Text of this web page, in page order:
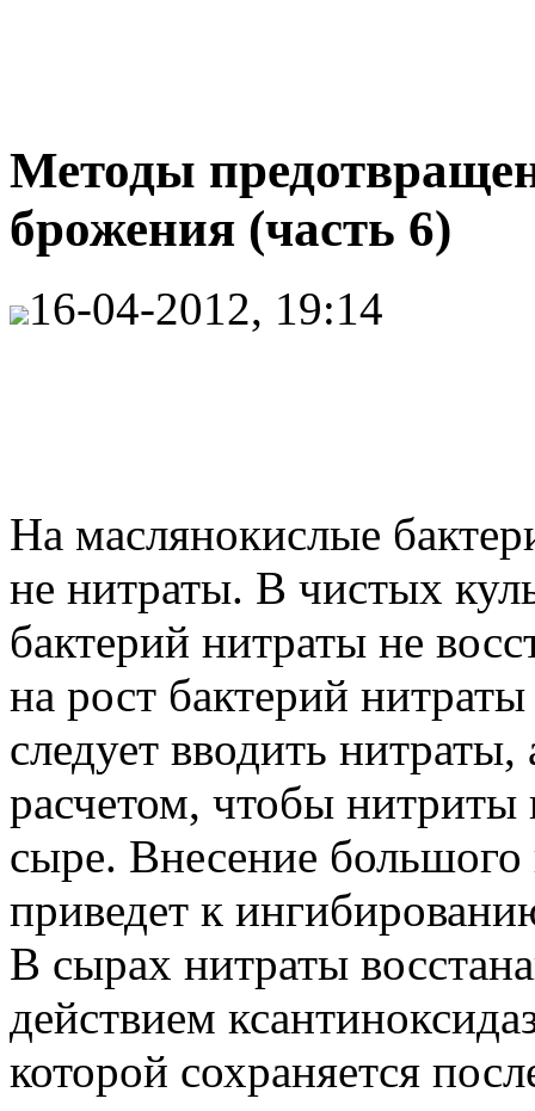
Методы
брожения (часть 6)
16-04-2012, 19:14
На маслянокислые
не нитраты. В чистых
бактерий нитраты не
на рост бактерий
следует вводить
расчетом, чтобы нитриты
сыре. Внесение большого
приведет к
В сырах нитраты
действием
которой сохраняется